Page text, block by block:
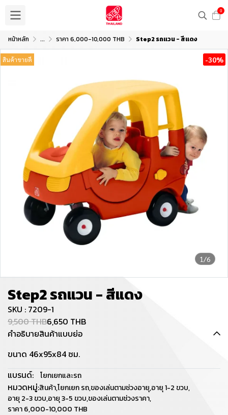
0
หน้าหลัก ... ราคา 6,000-10,000 THB Step2 รถแวน - สีแดง
1/6
สินค้าขายดี -30%
Step2 รถแวน - สีแดง
SKU : 7209-1
9,500 THB6,650 THB
คำอธิบายสินค้าแบบย่อ
ขนาด 46x95x84 ซม.
แบรนด์:
โยกเยกและรถ
หมวดหมู่:สินค้า,โยกเยก รถ,ของเล่นตามช่วงอายุ,อายุ 1-2 ขวบ,
อายุ 2-3 ขวบ,อายุ 3-5 ขวบ,ของเล่นตามช่วงราคา,
ราคา 6,000-10,000 THB